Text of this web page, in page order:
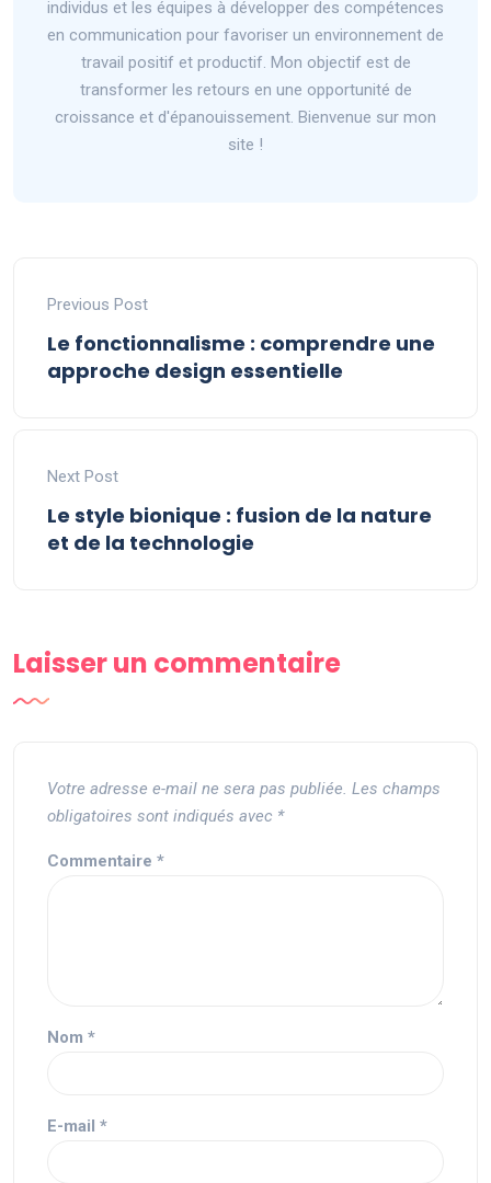
individus et les équipes à développer des compétences
en communication pour favoriser un environnement de
travail positif et productif. Mon objectif est de
transformer les retours en une opportunité de
croissance et d'épanouissement. Bienvenue sur mon
site !
Previous Post
Le fonctionnalisme : comprendre une
approche design essentielle
Next Post
Le style bionique : fusion de la nature
et de la technologie
Laisser un commentaire
Votre adresse e-mail ne sera pas publiée. Les champs
obligatoires sont indiqués avec *
Commentaire *
Nom *
E-mail *